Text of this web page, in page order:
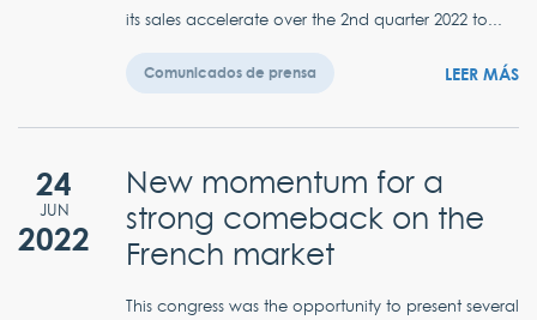
its sales accelerate over the 2nd quarter 2022 to...
Comunicados de prensa LEER MÁS
24
JUN
2022
New momentum for a
strong comeback on the
French market
This congress was the opportunity to present several